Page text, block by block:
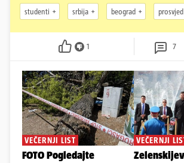
studenti srbija beograd prosvjed
1 7